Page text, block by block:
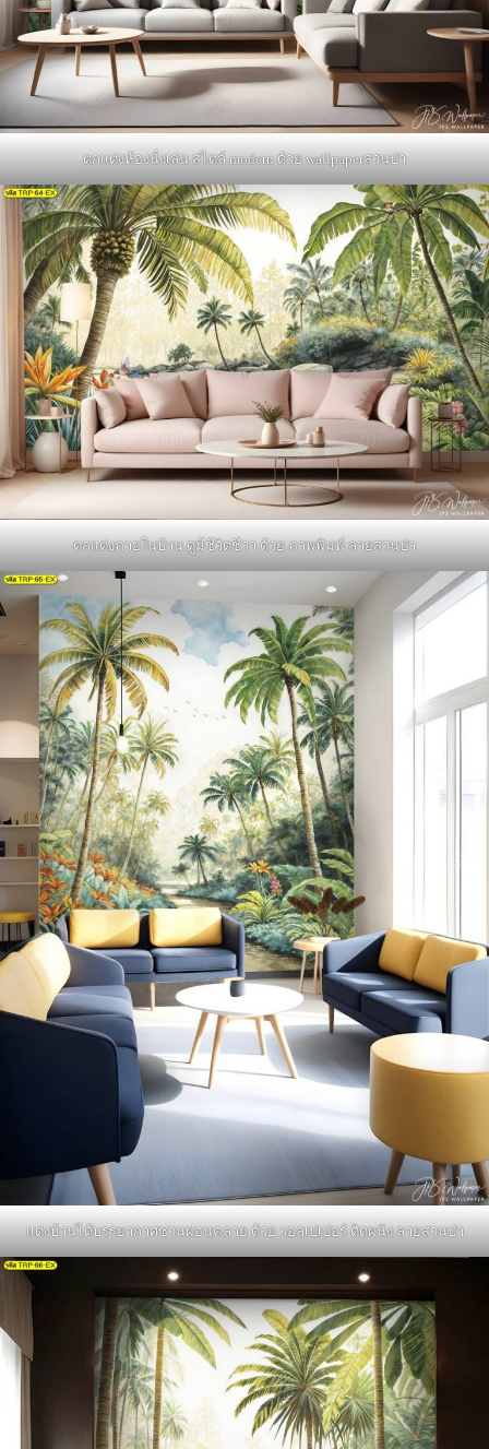
ตกแต่งห้องนั่งเล่น สไตล์ modern ด้วย wallpaperสวนป่า
ตกแต่งภายในบ้าน ดูมีชีวิตชีวา ด้วย ภาพพิมพ์ ลายสวนป่า
แต่งบ้านได้บรรยากาศชวนผ่อนคลาย ด้วย วอลเปเปอร์ ติดผนัง ลายสวนป่า